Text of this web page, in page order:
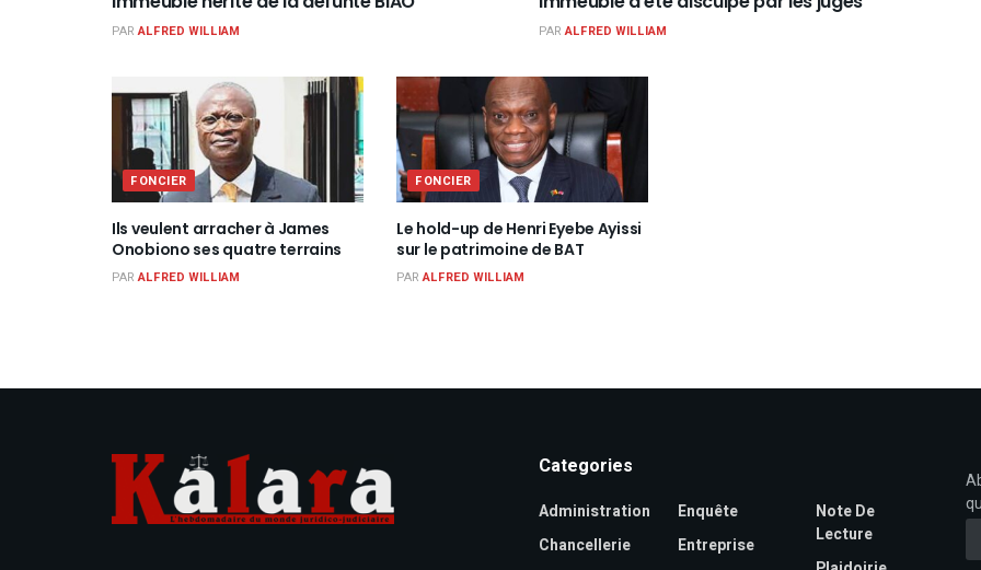
PAR ALFRED WILLIAM PAR ALFRED WILLIAM
FONCIER
Ils veulent arracher à James
Onobiono ses quatre terrains
PAR ALFRED WILLIAM
FONCIER
Le hold-up de Henri Eyebe Ayissi
sur le patrimoine de BAT
PAR ALFRED WILLIAM
Categories
Administration
Chancellerie
Enquête
Entreprise
Note De
Lecture